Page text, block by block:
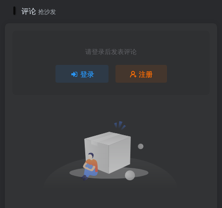
评论 抢沙发
请登录后发表评论
登录 注册